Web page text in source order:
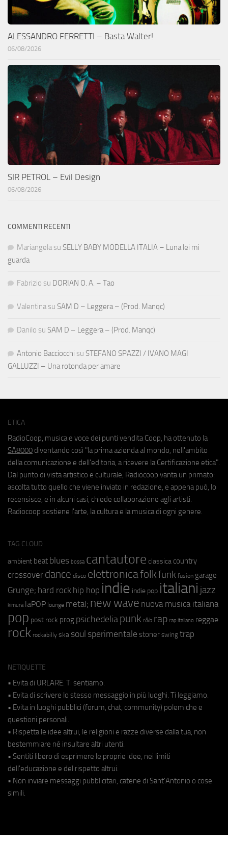
ALESSANDRO FERRETTI – Basta Walter!
06/08/2026
SIR PETROL – Evil Design
06/08/2026
COMMENTI RECENTI
Mariangela su SELLY BABY MODELLA ITALIA – Luna lei mi
guarda
Fabrizio su DORIAN O. A. – Tao
Valentina su SAM D – Leggera – (Prod. Manqc)
Danilo su SAM D – Leggera – (Prod. Manqc)
Antonio Bacciocchi su STEFANO SPAZZI / IVANO MAGI
GALLUZZI – Una rotonda per amare
ETICA
RadioCoop, musica e voce dei punti vendita Coop, ha ottenuto la
SA8000 diventando così "la prima azienda al mondo, nell'ambito
della comunicazione e dell'editoria, a ricevere la Certificazione etica".
Dal punto di vista artistico e culturale, Radiocoop vanta un primato:
ascolta tutto quello che viene inviato in redazione, e appena può, lo
recensisce, e in alcuni casi, chiede collaborazione agli artisti.
Radiocoop sostiene l'arte, la cultura e la musica di ogni genere.
TAG CLOUD
ambient beat blues bossa cantautore classica country
crossover dance disco elettronicafolkfunk fusion garage
Grunge; hard rock hip hop indie indie pop italiani jazz
kimura laPOP lounge metal; new wave nuova musica italiana
pop post rock prog psichedeliapunk r&b rap rap italiano reggae
rock rockabilly ska soul sperimentale stoner swing trap
NETIQUETTE
• Evita di URLARE. Ti sentiamo.
• Evita di scrivere lo stesso messaggio in più luoghi. Ti leggiamo.
• Evita in luoghi pubblici (forum, chat, community) polemiche e
questioni personali.
• Rispetta le idee altrui, le religioni e razze diverse dalla tua, non
bestemmiare né insultare altri utenti.
• Sentiti libero di esprimere le proprie idee, nei limiti
dell'educazione e del rispetto altrui.
• Non inviare messaggi pubblicitari, catene di Sant'Antonio o cose
simili.